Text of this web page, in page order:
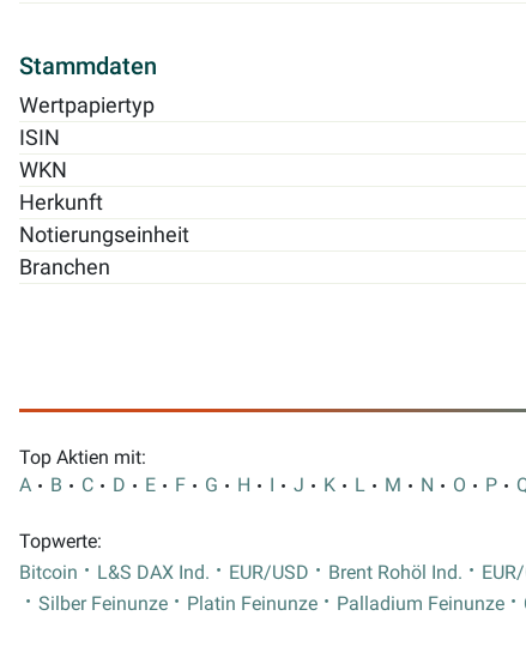
Stammdaten
Wertpapiertyp
ISIN
WKN
Herkunft
Notierungseinheit
Branchen
Top Aktien mit:
A
B C D E F G H I J K L M N O P
Topwerte:
Bitcoin
L&S DAX Ind. EUR/USD Brent Rohöl Ind.
Silber Feinunze
Platin Feinunze Palladium Feinunze